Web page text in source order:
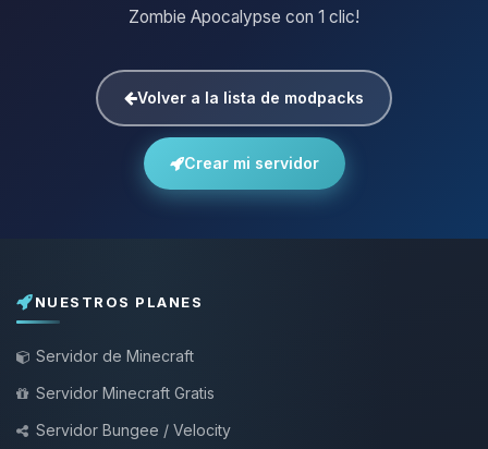
Zombie Apocalypse con 1 clic!
Volver a la lista de modpacks
Crear mi servidor
NUESTROS PLANES
Servidor de Minecraft
Servidor Minecraft Gratis
Servidor Bungee / Velocity